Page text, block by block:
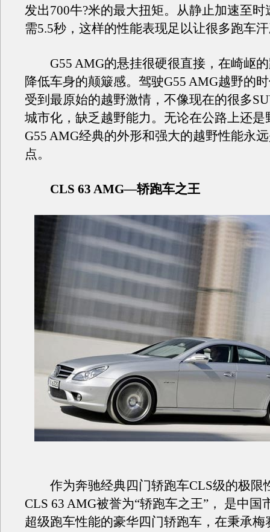
发出700牛?米的最大扭矩。从静止加速至时
需5.5秒，这样的性能表现足以让很多跑车
G55 AMG的悬挂很硬很直接，在崎岖的
降低车身的颠簸感。驾驶G55 AMG越野的
受到最原始的越野激情，不像现在的很多
城市化，缺乏越野能力。无论在公路上还是
G55 AMG经典的外形和强大的越野性能永
点。
CLS 63 AMG—轿跑车之王
作为奔驰经典四门轿跑车CLS级的极限
CLS 63 AMG被誉为“轿跑车之王”， 是中国
超级跑车性能的豪华四门轿跑车，在秉承梅